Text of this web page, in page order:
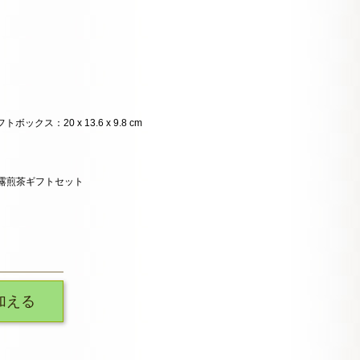
トボックス：20 x 13.6 x 9.8 cm
煎茶ギフトセット
える